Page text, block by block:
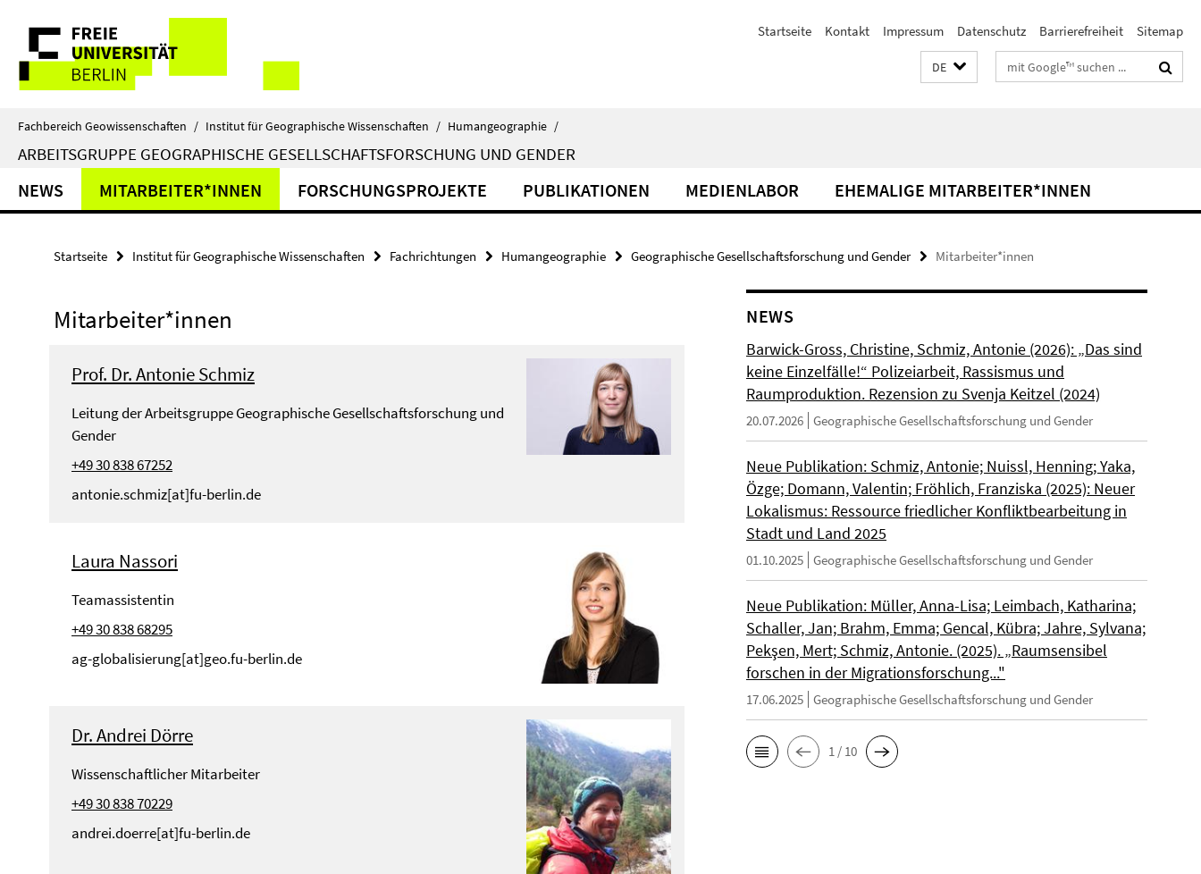
direkt
Inhalt
Service-
Navigation
Startseite Kontakt Impressum Datenschutz Barrierefreiheit Sitemap
DE Suchbegriffe
Fachbereich Geowissenschaften / Institut für Geographische Wissenschaften / Humangeographie /
ARBEITSGRUPPE GEOGRAPHISCHE GESELLSCHAFTSFORSCHUNG UND GENDER
NEWS MITARBEITER*INNEN FORSCHUNGSPROJEKTE PUBLIKATIONEN MEDIENLABOR EHEMALIGE MITARBEITER*INNEN
Startseite Institut für Geographische Wissenschaften Fachrichtungen Humangeographie Geographische Gesellschaftsforschung und Gender Mitarbeiter*innen
Mitarbeiter*innen
Prof. Dr. Antonie Schmiz
Leitung der Arbeitsgruppe Geographische Gesellschaftsforschung und
Gender
+49 30 838 67252
antonie.schmiz[at]fu-berlin.de
Laura Nassori
Teamassistentin
+49 30 838 68295
ag-globalisierung[at]geo.fu-berlin.de
Dr. Andrei Dörre
Wissenschaftlicher Mitarbeiter
+49 30 838 70229
andrei.doerre[at]fu-berlin.de
NEWS
Barwick-Gross, Christine, Schmiz, Antonie (2026): „Das sind
keine Einzelfälle!“ Polizeiarbeit, Rassismus und
Raumproduktion. Rezension zu Svenja Keitzel (2024)
20.07.2026 Geographische Gesellschaftsforschung und Gender
Neue Publikation: Schmiz, Antonie; Nuissl, Henning; Yaka,
Özge; Domann, Valentin; Fröhlich, Franziska (2025): Neuer
Lokalismus: Ressource friedlicher Konfliktbearbeitung in
Stadt und Land 2025
01.10.2025 Geographische Gesellschaftsforschung und Gender
Neue Publikation: Müller, Anna-Lisa; Leimbach, Katharina;
Schaller, Jan; Brahm, Emma; Gencal, Kübra; Jahre, Sylvana;
Pekşen, Mert; Schmiz, Antonie. (2025). „Raumsensibel
forschen in der Migrationsforschung..."
17.06.2025 Geographische Gesellschaftsforschung und Gender
1 / 10